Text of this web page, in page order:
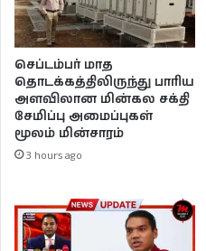
செப்டம்பர் மாத
தொடக்கத்திலிருந்து பாரிய
அளவிலான மின்கல சக்தி
சேமிப்பு அமைப்புகள்
மூலம் மின்சாரம்
3 hours ago